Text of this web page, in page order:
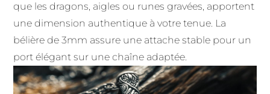
que les dragons, aigles ou runes gravées, apportent
une dimension authentique à votre tenue. La
bélière de 3mm assure une attache stable pour un
port élégant sur une chaîne adaptée.